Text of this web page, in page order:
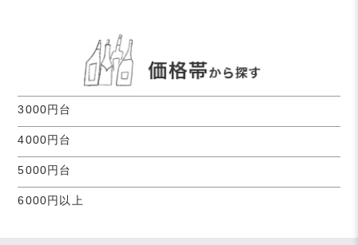
3000円台
4000円台
5000円台
6000円以上